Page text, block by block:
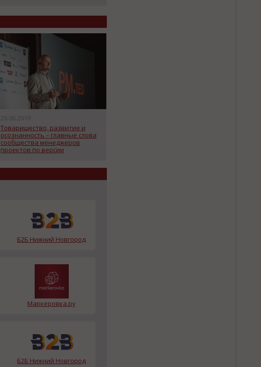
26.06.2019
Товарищество, развитие и
осознанность – главные слова
сообщества менеджеров
проектов по версии
Б2Б Нижний Новгород
Маркеровка.ру
Б2Б Нижний Новгород